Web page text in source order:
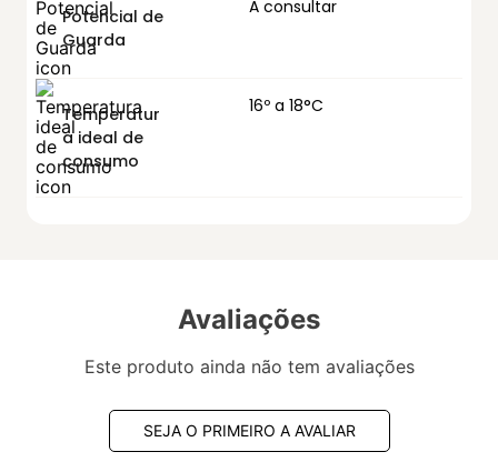
Potencial de
Guarda
A consultar
Temperatur
a ideal de
consumo
16º a 18°C
Avaliações
Este produto ainda não tem avaliações
SEJA O PRIMEIRO A AVALIAR